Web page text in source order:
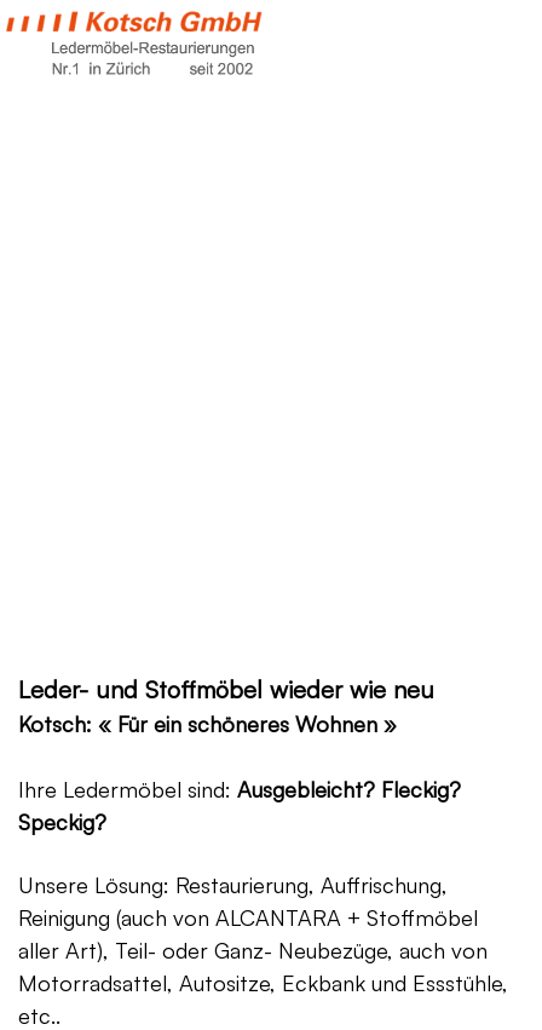
Leder- und Stoffmöbel wieder wie neu
Kotsch: « Für ein schöneres Wohnen »
Ihre Ledermöbel sind: Ausgebleicht? Fleckig?
Speckig?
Unsere Lösung: Restaurierung, Auffrischung,
Reinigung (auch von ALCANTARA + Stoffmöbel
aller Art), Teil- oder Ganz- Neubezüge, auch von
Motorradsattel, Autositze, Eckbank und Essstühle,
etc..